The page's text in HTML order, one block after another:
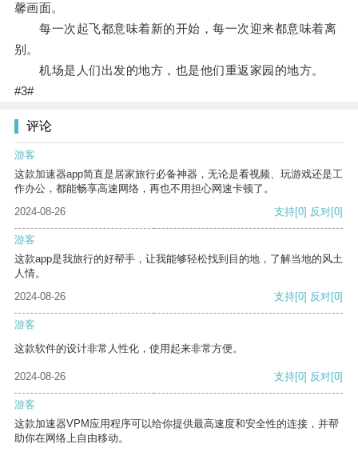
馨画面。
每一次起飞都意味着新的开始，每一次迎来都意味着离
别。
机场是人们出发的地方，也是他们重返家园的地方。
#3#
评论
游客
这款加速器app简直是居家旅行必备神器，无论是看视频、玩游戏还是工
作办公，都能畅享高速网络，再也不用担心网速卡顿了。
2024-08-26
支持[0] 反对[0]
游客
这款app是我旅行的好帮手，让我能够轻松找到目的地，了解当地的风土
人情。
2024-08-26
支持[0] 反对[0]
游客
这款软件的设计非常人性化，使用起来非常方便。
2024-08-26 支持[0] 反对[0]
游客
这款加速器VPM应用程序可以给你提供最高速度和安全性的连接，并帮
助你在网络上自由移动。